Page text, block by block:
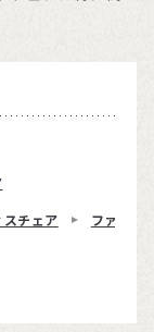
チェア
ファブリ